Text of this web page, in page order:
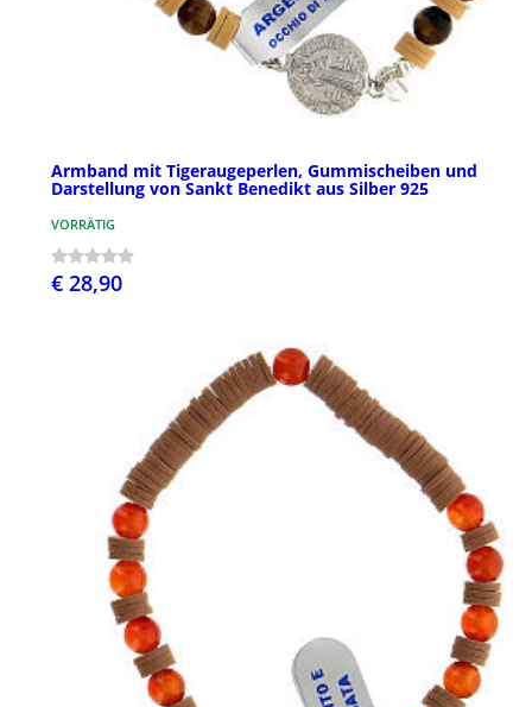
Armband mit Tigeraugeperlen, Gummischeiben und
Darstellung von Sankt Benedikt aus Silber 925
VORRÄTIG
€ 28,90